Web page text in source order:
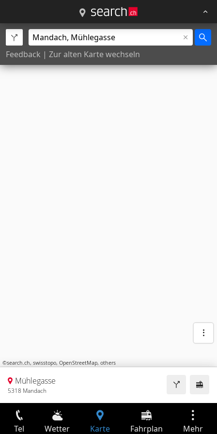
Feedback | Zur alten Karte wechseln
©search.ch, swisstopo, OpenStreetMap, others
Mühlegasse
5318 Mandach
Tel Wetter Karte Fahrplan Mehr